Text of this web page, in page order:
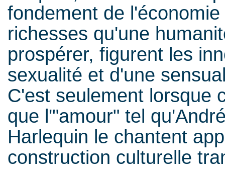
fondement de
richesses qu'une
prospérer, figurent les
sexualité et d'une
C'est seulement lorsque
que l'"amour" tel
Harlequin le chantent
construction culturelle